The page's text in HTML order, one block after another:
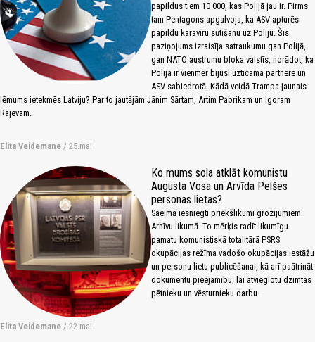
papildus tiem 10 000, kas Polijā jau ir. Pirms
tam Pentagons apgalvoja, ka ASV apturēs
papildu karavīru sūtīšanu uz Poliju. Šis
paziņojums izraisīja satraukumu gan Polijā,
gan NATO austrumu bloka valstīs, norādot, ka
Polija ir vienmēr bijusi uzticama partnere un
ASV sabiedrotā. Kādā veidā Trampa jaunais
lēmums ietekmēs Latviju? Par to jautājām Jānim Sārtam, Artim Pabrikam un Igoram
Rajevam.
Elita Veidemane / 25.mai
Ko mums sola atklāt komunistu
Augusta Vosa un Arvīda Pelšes
personas lietas?
Saeimā iesniegti priekšlikumi grozījumiem
Arhīvu likumā. To mērķis radīt likumīgu
pamatu komunistiskā totalitārā PSRS
okupācijas režīma vadošo okupācijas iestāžu
un personu lietu publicēšanai, kā arī paātrināt
dokumentu pieejamību, lai atvieglotu dzimtas
pētnieku un vēsturnieku darbu.
Elita Veidemane / 22.mai